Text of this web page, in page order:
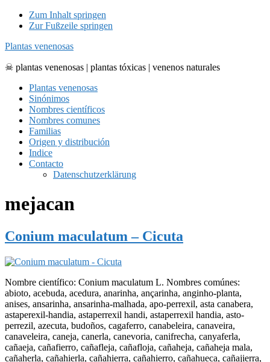
Zum Inhalt springen
Zur Fußzeile springen
Plantas venenosas
☠ plantas venenosas | plantas tóxicas | venenos naturales
Plantas venenosas
Sinónimos
Nombres científicos
Nombres comunes
Familias
Origen y distribución
Indice
Contacto
Datenschutzerklärung
mejacan
Conium maculatum – Cicuta
Nombre científico: Conium maculatum L. Nombres comúnes:
abioto, acebuda, acedura, anarinha, ançarinha, anginho-planta,
anises, ansarinha, ansarinha-malhada, apo-perrexil, asta canabera,
astaperexil-handia, astaperrexil handi, astaperrexil handia, asto-
perrezil, azecuta, budoños, cagaferro, canabeleira, canaveira,
canaveleira, caneja, canerla, canevoria, canifrecha, canyaferla,
cañaeja, cañafierro, cañafleja, cañafloja, cañaheja, cañaheja mala,
cañaherla, cañahierla, cañahierra, cañahierro, cañahueca, cañajierra,